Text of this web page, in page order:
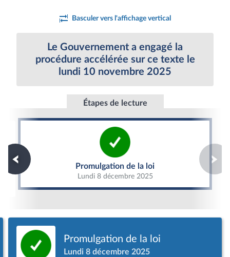
Basculer vers l'affichage vertical
Le Gouvernement a engagé la
procédure accélérée sur ce texte le
lundi 10 novembre 2025
Étapes de lecture
Promulgation de la loi
Lundi 8 décembre 2025
Promulgation de la loi
Promulgation de la loi
Lundi 8 décembre 2025